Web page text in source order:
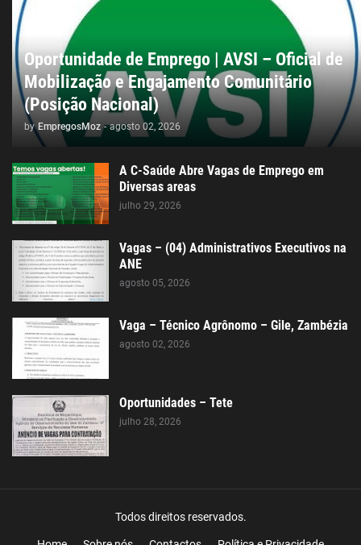
Oportunidade de Emprego | AVSI – Oficial de
Mobilização e Engajamento Comunitário
(Posição Nacional)
by EmpregosMoz - agosto 02, 2026
A C-Saúde Abre Vagas de Emprego em
Diversas areas
julho 29, 2026
Vagas – (04) Administrativos Executivos na
ANE
agosto 05, 2026
Vaga – Técnico Agrônomo – Gile, Zambézia
agosto 02, 2026
Oportunidades – Tete
julho 28, 2026
Todos direitos reservados.